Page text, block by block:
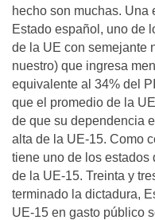
hecho son muchas. Una
Estado español, uno de
de la UE con semejante
nuestro) que ingresa
equivalente al 34% del
que el promedio de la
de que su dependencia
alta de la UE-15. Como
tiene uno de los
de la UE-15. Treinta y
terminado la dictadura,
UE-15 en gasto público